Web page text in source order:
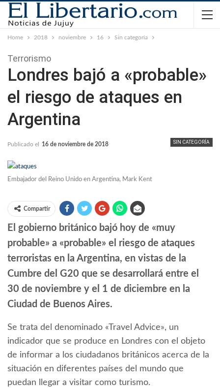
Home 2018 noviembre 16 Sin categoría
Terrorismo
Londres bajó a «probable»
el riesgo de ataques en
Argentina
SIN CATEGORÍA
Publicado el 16 de noviembre de 2018
Embajador del Reino Unido en Argentina, Mark Kent
Compartir
El gobierno británico bajó hoy de «muy
probable» a «probable» el riesgo de ataques
terroristas en la Argentina, en vistas de la
Cumbre del G20 que se desarrollará entre el
30 de noviembre y el 1 de diciembre en la
Ciudad de Buenos Aires.
Se trata del denominado «Travel Advice», un
indicador que se produce en Londres con el objeto
de informar a los ciudadanos británicos acerca de la
situación en diferentes países del mundo que
puedan llegar a visitar como turismo.